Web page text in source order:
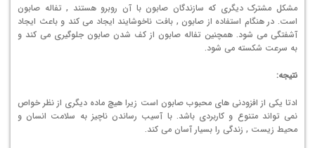
مشکل مشترک دیگری که سازندگان صابون با آن روبرو هستند , تفاله صابون
است. در هنگام استفاده از صابون , بافت ناخوشایند ایجاد می کند و باعث ایجاد
آشفتگی می شود. همچنین تفاله صابون از کف شدن صابون جلوگیری می کند و
به سرعت شکسته می شود.
نتیجه:
ادتا یکی از افزودنی های محبوب صابون است زیرا هیچ ماده دیگری از نظر خواص
نمی تواند متنوع و کاربردی باشد. با آسیب رساندن ناچیز به سلامت انسان و
محیط زیست , زندگی را بسیار آسان می کند.